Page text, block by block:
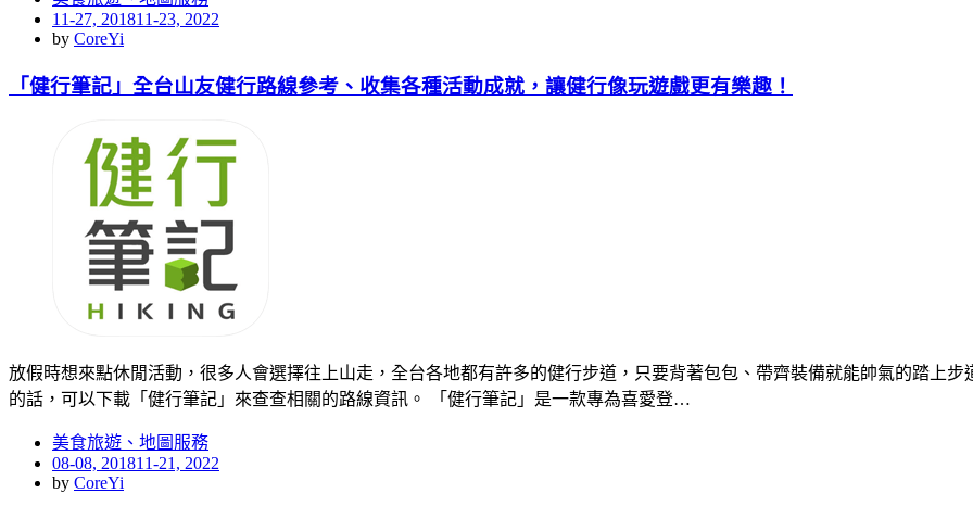
Posted
on
11-27, 201811-23, 2022
by CoreYi
「健行筆記」全台山友健行路線參考、收集各種活動成就，讓健行像玩遊戲更有樂趣！
放假時想來點休閒活動，很多人會選擇往上山走，全台各地都有許多的健行步道，只要背著包包、帶齊裝備就能帥氣的踏上
的話，可以下載「健行筆記」來查查相關的路線資訊。 「健行筆記」是一款專為喜愛登…
美食旅遊、地圖服務
Posted
on
08-08, 201811-21, 2022
by CoreYi